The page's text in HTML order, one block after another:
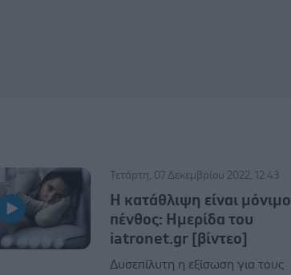
Τετάρτη, 07 Δεκεμβρίου 2022, 12:43
Η κατάθλιψη είναι μόνιμο
πένθος: Hμερίδα του
iatronet.gr [βίντεο]
Δυσεπίλυτη η εξίσωση για τους